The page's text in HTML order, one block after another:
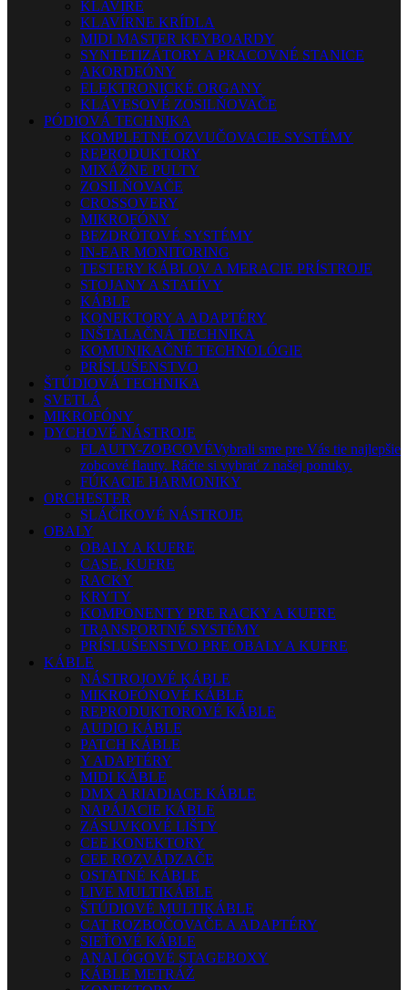
KLAVÍRE
KLAVÍRNE KRÍDLA
MIDI MASTER KEYBOARDY
SYNTETIZÁTORY A PRACOVNÉ STANICE
AKORDEÓNY
ELEKTRONICKÉ ORGANY
KLÁVESOVÉ ZOSILŇOVAČE
PÓDIOVÁ TECHNIKA
KOMPLETNÉ OZVUČOVACIE SYSTÉMY
REPRODUKTORY
MIXÁŽNE PULTY
ZOSILŇOVAČE
CROSSOVERY
MIKROFÓNY
BEZDRÔTOVÉ SYSTÉMY
IN-EAR MONITORING
TESTERY KÁBLOV A MERACIE PRÍSTROJE
STOJANY A STATÍVY
KÁBLE
KONEKTORY A ADAPTÉRY
INŠTALAČNÁ TECHNIKA
KOMUNIKAČNÉ TECHNOLÓGIE
PRÍSLUŠENSTVO
ŠTÚDIOVÁ TECHNIKA
SVETLÁ
MIKROFÓNY
DYCHOVÉ NÁSTROJE
FLAUTY-ZOBCOVÉVybrali sme pre Vás tie najlepšie
zobcové flauty. Ráčte si vybrať z našej ponuky.
FÚKACIE HARMONIKY
ORCHESTER
SLÁČIKOVÉ NÁSTROJE
OBALY
OBALY A KUFRE
CASE, KUFRE
RACKY
KRYTY
KOMPONENTY PRE RACKY A KUFRE
TRANSPORTNÉ SYSTÉMY
PRÍSLUŠENSTVO PRE OBALY A KUFRE
KÁBLE
NÁSTROJOVÉ KÁBLE
MIKROFÓNOVÉ KÁBLE
REPRODUKTOROVÉ KÁBLE
AUDIO KÁBLE
PATCH KÁBLE
Y ADAPTÉRY
MIDI KÁBLE
DMX A RIADIACE KÁBLE
NAPÁJACIE KÁBLE
ZÁSUVKOVÉ LIŠTY
CEE KONEKTORY
CEE ROZVÁDZAČE
OSTATNÉ KÁBLE
LIVE MULTIKÁBLE
ŠTÚDIOVÉ MULTIKÁBLE
CAT ROZBOČOVAČE A ADAPTÉRY
SIEŤOVÉ KÁBLE
ANALÓGOVÉ STAGEBOXY
KÁBLE METRÁŽ